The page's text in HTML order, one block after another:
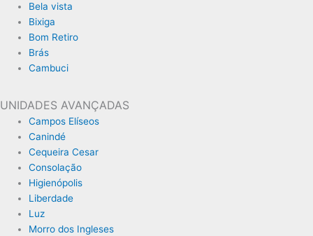
Bela vista
Bixiga
Bom Retiro
Brás
Cambuci
UNIDADES AVANÇADAS
Campos Elíseos
Canindé
Cequeira Cesar
Consolação
Higienópolis
Liberdade
Luz
Morro dos Ingleses